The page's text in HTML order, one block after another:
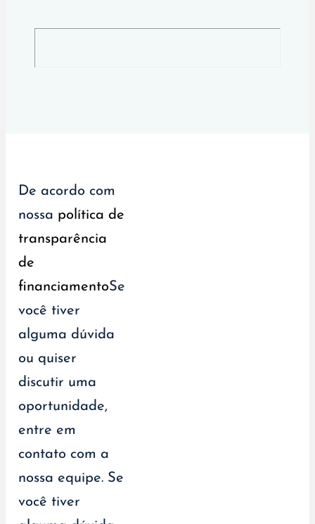
De acordo com
nossa política de
transparência
de
financiamentoSe
você tiver
alguma dúvida
ou quiser
discutir uma
oportunidade,
entre em
contato com a
nossa equipe. Se
você tiver